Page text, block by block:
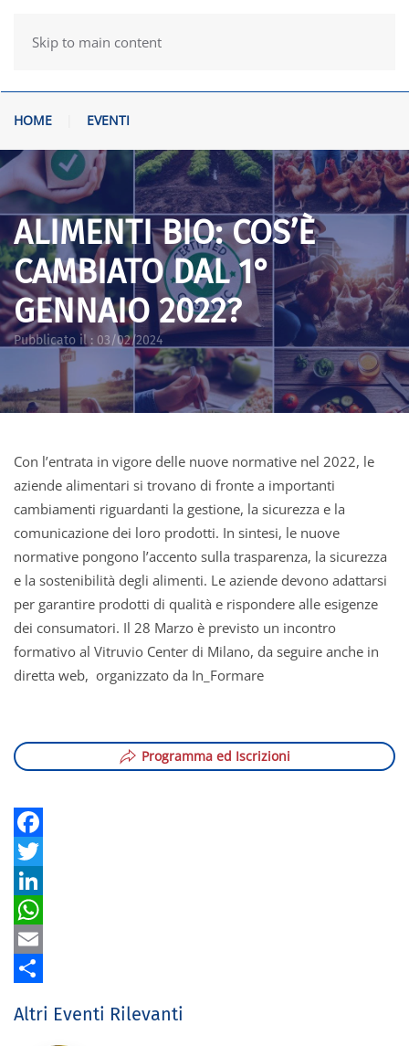
Skip to main content
HOME EVENTI
ALIMENTI BIO: COS’È
CAMBIATO DAL 1°
GENNAIO 2022?
Pubblicato il : 03/02/2024
Con l’entrata in vigore delle nuove normative nel 2022, le
aziende alimentari si trovano di fronte a importanti
cambiamenti riguardanti la gestione, la sicurezza e la
comunicazione dei loro prodotti. In sintesi, le nuove
normative pongono l’accento sulla trasparenza, la sicurezza
e la sostenibilità degli alimenti. Le aziende devono adattarsi
per garantire prodotti di qualità e rispondere alle esigenze
dei consumatori. Il 28 Marzo è previsto un incontro
formativo al Vitruvio Center di Milano, da seguire anche in
diretta web, organizzato da In_Formare
Programma ed Iscrizioni
Facebook
Twitter
LinkedIn
WhatsApp
Email
Altri Eventi Rilevanti